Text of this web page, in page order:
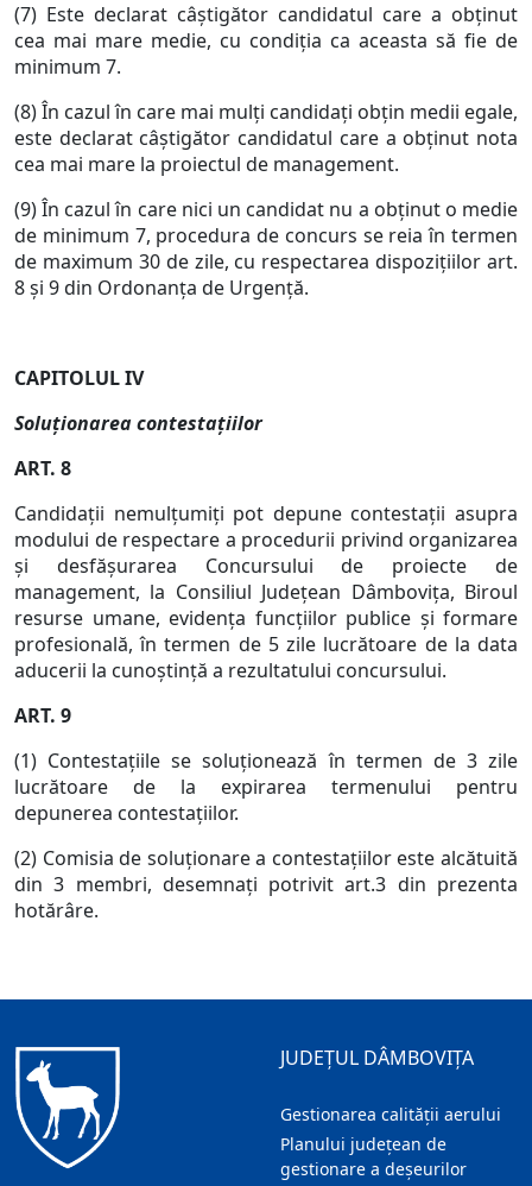
(7) Este declarat câştigător candidatul care a obţinut
cea mai mare medie, cu condiţia ca aceasta să fie de
minimum 7.
(8) În cazul în care mai mulţi candidaţi obţin medii egale,
este declarat câştigător candidatul care a obţinut nota
cea mai mare la proiectul de management.
(9) În cazul în care nici un candidat nu a obţinut o medie
de minimum 7, procedura de concurs se reia în termen
de maximum 30 de zile, cu respectarea dispoziţiilor art.
8 şi 9 din Ordonanţa de Urgenţă.
CAPITOLUL IV
Soluţionarea contestaţiilor
ART. 8
Candidaţii nemulţumiţi pot depune contestaţii asupra
modului de respectare a procedurii privind organizarea
şi desfăşurarea Concursului de proiecte de
management, la Consiliul Judeţean Dâmboviţa, Biroul
resurse umane, evidenţa funcţiilor publice şi formare
profesională, în termen de 5 zile lucrătoare de la data
aducerii la cunoştinţă a rezultatului concursului.
ART. 9
(1) Contestaţiile se soluţionează în termen de 3 zile
lucrătoare de la expirarea termenului pentru
depunerea contestaţiilor.
(2) Comisia de soluţionare a contestaţiilor este alcătuită
din 3 membri, desemnaţi potrivit art.3 din prezenta
hotărâre.
JUDEȚUL DÂMBOVIȚA
Gestionarea calității aerului
Planului județean de
gestionare a deșeurilor